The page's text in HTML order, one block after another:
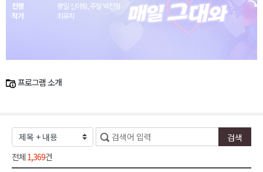
진행
평일 신아림, 주말 박진형
작가
최유지
프로그램 소개
전체 1,369건